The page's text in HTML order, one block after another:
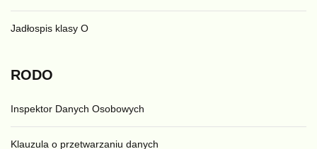
Jadłospis klasy O
RODO
Inspektor Danych Osobowych
Klauzula o przetwarzaniu danych